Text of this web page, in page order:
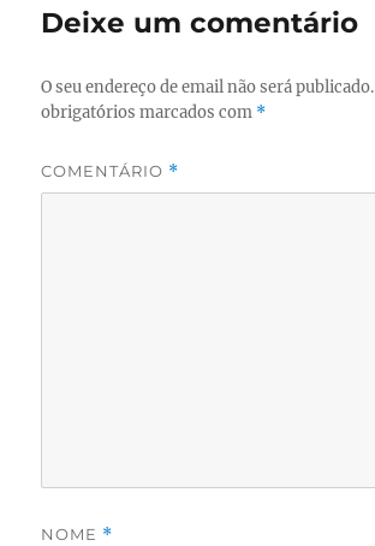
Deixe um comentário
O seu endereço de email não será publicado.
obrigatórios marcados com *
COMENTÁRIO *
NOME *